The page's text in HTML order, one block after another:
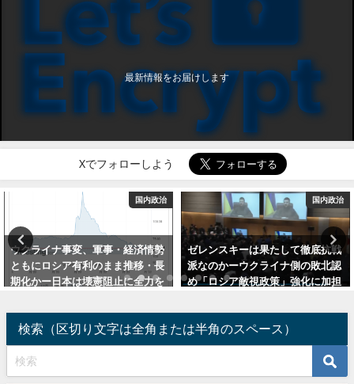
最新情報をお届けします
Xでフォローしよう
経済情勢
推移・長
に全力を
国内政治
ゼレンスキーは果たして徹底抗戦
派なのかーウクライナ側の敗北認
め「ロシア敵視政策」強化に加担
今後の世界の運営は
ルと中国が行うー欧
左派政権は崩壊、民
模で左派追放・右派
2025年9月20日
検索（区切り文字は全角または半角のスペース）